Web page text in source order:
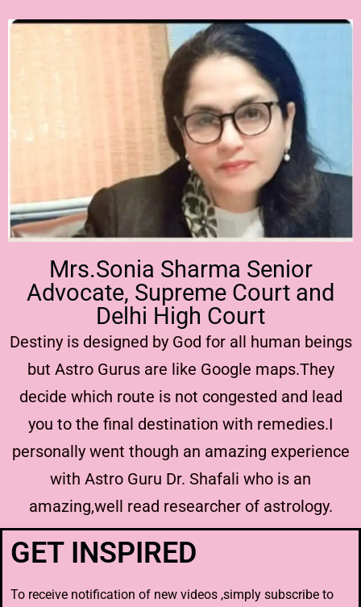
Mrs.Sonia Sharma Senior
Advocate, Supreme Court and
Delhi High Court
Destiny is designed by God for all human beings
but Astro Gurus are like Google maps.They
decide which route is not congested and lead
you to the final destination with remedies.I
personally went though an amazing experience
with Astro Guru Dr. Shafali who is an
amazing,well read researcher of astrology.
GET INSPIRED
To receive notification of new videos ,simply subscribe to